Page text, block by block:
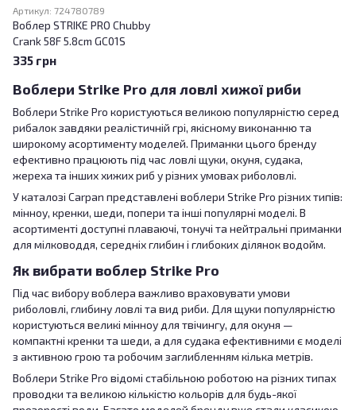
Артикул: 724780789
Воблер STRIKE PRO Chubby
Crank 58F 5.8cm GC01S
335 грн
Воблери Strike Pro для ловлі хижої риби
Воблери Strike Pro користуються великою популярністю серед
рибалок завдяки реалістичній грі, якісному виконанню та
широкому асортименту моделей. Приманки цього бренду
ефективно працюють під час ловлі щуки, окуня, судака,
жереха та інших хижих риб у різних умовах риболовлі.
У каталозі Carpan представлені воблери Strike Pro різних типів:
мінноу, кренки, шеди, попери та інші популярні моделі. В
асортименті доступні плаваючі, тонучі та нейтральні приманки
для мілководдя, середніх глибин і глибоких ділянок водойм.
Як вибрати воблер Strike Pro
Під час вибору воблера важливо враховувати умови
риболовлі, глибину ловлі та вид риби. Для щуки популярністю
користуються великі мінноу для твічингу, для окуня —
компактні кренки та шеди, а для судака ефективними є моделі
з активною грою та робочим заглибленням кілька метрів.
Воблери Strike Pro відомі стабільною роботою на різних типах
проводки та великою кількістю кольорів для будь-якої